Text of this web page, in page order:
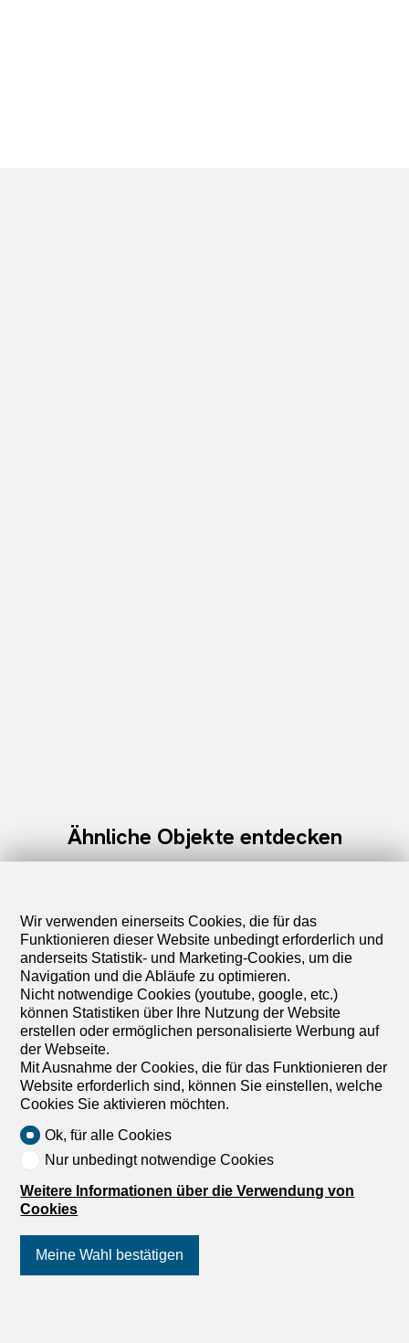
Ähnliche Objekte entdecken
Wir verwenden einerseits Cookies, die für das
Funktionieren dieser Website unbedingt erforderlich und
anderseits Statistik- und Marketing-Cookies, um die
Navigation und die Abläufe zu optimieren.
Nicht notwendige Cookies (youtube, google, etc.)
können Statistiken über Ihre Nutzung der Website
erstellen oder ermöglichen personalisierte Werbung auf
der Webseite.
Mit Ausnahme der Cookies, die für das Funktionieren der
Website erforderlich sind, können Sie einstellen, welche
Cookies Sie aktivieren möchten.
Ok, für alle Cookies
Nur unbedingt notwendige Cookies
Weitere Informationen über die Verwendung von
Cookies
Meine Wahl bestätigen